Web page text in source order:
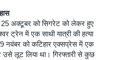
25 अक्टूबर को सिगरेट को लेकर हुए
ट्रेन में एक साथी यात्री की हत्या
नवंबर को कटिहार एक्सप्रेस में एक
उसे लूट लिया था। गिरफ्तारी से कुछ